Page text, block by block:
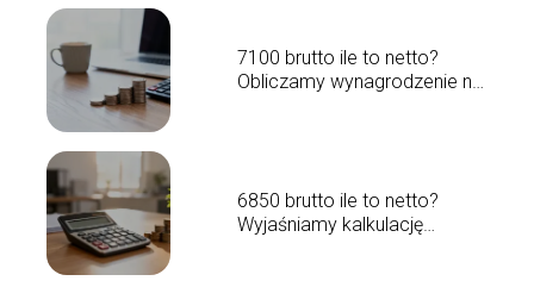
7100 brutto ile to netto?
Obliczamy wynagrodzenie na
6850 brutto ile to netto?
Wyjaśniamy kalkulację